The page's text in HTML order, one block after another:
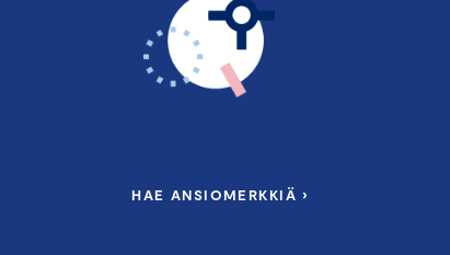
HAE ANSIOMERKKIÄ ›